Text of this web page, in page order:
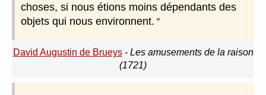
choses, si nous étions moins dépendants des
objets qui nous environnent.
David Augustin de Brueys- Les amusements de la raison
(1721)